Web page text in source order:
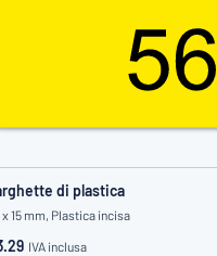
di plastica
15 mm, Plastica incisa
IVA inclusa